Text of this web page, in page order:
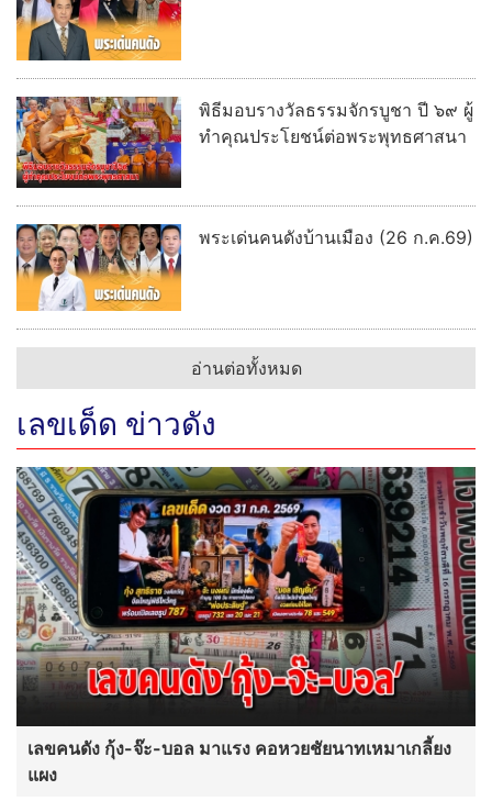
พิธีมอบรางวัลธรรมจักรบูชา ปี ๖๙ ผู้
ทำคุณประโยชน์ต่อพระพุทธศาสนา
พระเด่นคนดังบ้านเมือง (26 ก.ค.69)
อ่านต่อทั้งหมด
เลขเด็ด ข่าวดัง
เลขคนดัง กุ้ง-จ๊ะ-บอล มาแรง คอหวยชัยนาทเหมาเกลี้ยง
แผง